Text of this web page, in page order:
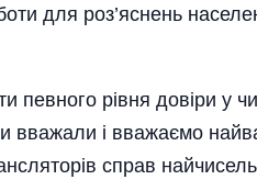
для роз’яснень
певного рівня довіри у
вважали і вважаємо
справ